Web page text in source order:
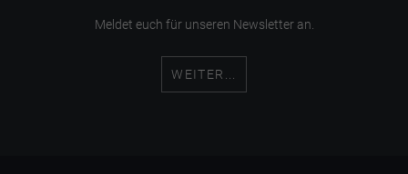
Meldet euch für unseren Newsletter an.
WEITER...